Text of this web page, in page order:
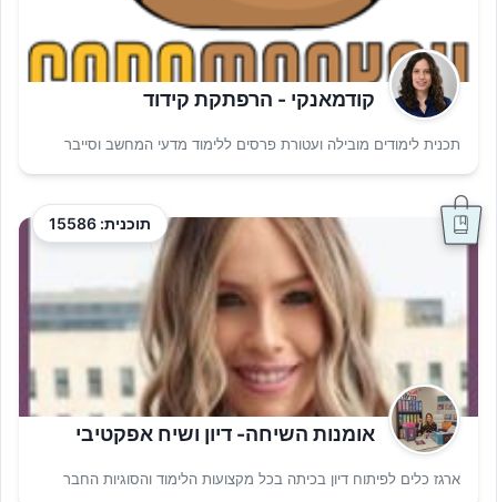
קודמאנקי - הרפתקת קידוד
תכנית לימודים מובילה ועטורת פרסים ללימוד מדעי המחשב וסייבר
תוכנית: 15586
אומנות השיחה- דיון ושיח אפקטיבי
ארגז כלים לפיתוח דיון בכיתה בכל מקצועות הלימוד והסוגיות החבר